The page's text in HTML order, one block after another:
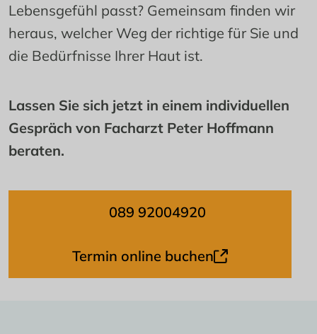
Lebensgefühl passt? Gemeinsam finden wir
heraus, welcher Weg der richtige für Sie und
die Bedürfnisse Ihrer Haut ist.
Lassen Sie sich jetzt in einem individuellen
Gespräch von Facharzt Peter Hoffmann
beraten.
089 92004920
Termin online buchen